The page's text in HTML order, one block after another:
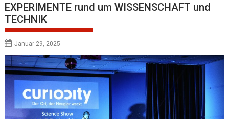
EXPERIMENTE rund um WISSENSCHAFT und
TECHNIK
Januar 29, 2025